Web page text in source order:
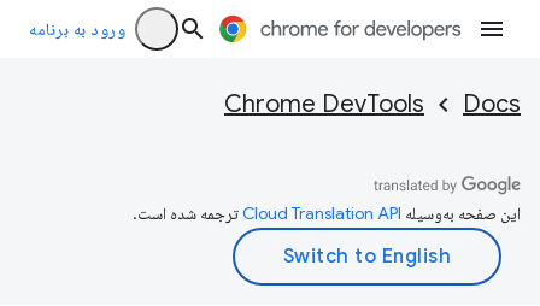
ورود به برنامه
Docs
Chrome DevTools
این صفحه به‌وسیله ترجمه شده است.